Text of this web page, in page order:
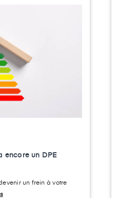
encore un DPE
un frein à votre